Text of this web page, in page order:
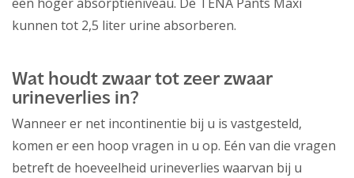
kunnen tot 2,5 liter urine absorberen.
Wat houdt zwaar tot zeer zwaar
urineverlies in?
Wanneer er net incontinentie bij u is vastgesteld,
komen er een hoop vragen in u op. Eén van die vragen
betreft de hoeveelheid urineverlies waarvan bij u